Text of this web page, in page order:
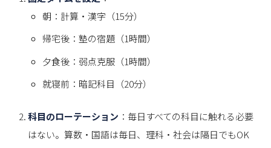
朝：計算・漢字（15分）
帰宅後：塾の宿題（1時間）
夕食後：弱点克服（1時間）
就寝前：暗記科目（20分）
科目のローテーション ：毎日すべての科目に触れる必要
はない。算数・国語は毎日、理科・社会は隔日でもOK